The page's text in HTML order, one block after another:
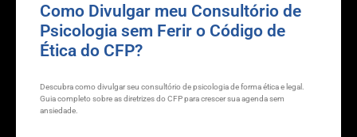
Como Divulgar meu Consultório de
Psicologia sem Ferir o Código de
Ética do CFP?
Descubra como divulgar seu consultório de psicologia de forma ética e legal.
Guia completo sobre as diretrizes do CFP para crescer sua agenda sem
ansiedade.